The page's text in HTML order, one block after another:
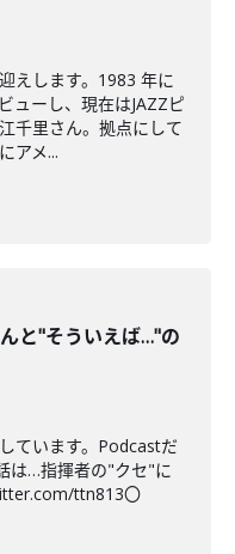
えします。1983 年に
ューし、現在はJAZZピ
千里さん。拠点にして
アメ...
と"そういえば…"の
ています。Podcastだ
は…指揮者の"クセ"に
ttn813〇